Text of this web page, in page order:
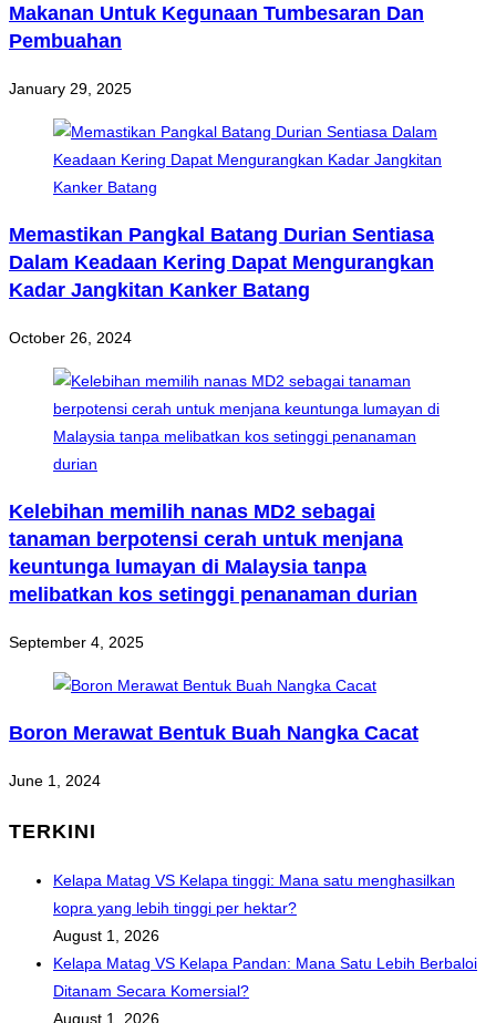
Makanan Untuk Kegunaan Tumbesaran Dan
Pembuahan
January 29, 2025
Memastikan Pangkal Batang Durian Sentiasa
Dalam Keadaan Kering Dapat Mengurangkan
Kadar Jangkitan Kanker Batang
October 26, 2024
Kelebihan memilih nanas MD2 sebagai
tanaman berpotensi cerah untuk menjana
keuntunga lumayan di Malaysia tanpa
melibatkan kos setinggi penanaman durian
September 4, 2025
Boron Merawat Bentuk Buah Nangka Cacat
June 1, 2024
TERKINI
Kelapa Matag VS Kelapa tinggi: Mana satu menghasilkan
kopra yang lebih tinggi per hektar?
August 1, 2026
Kelapa Matag VS Kelapa Pandan: Mana Satu Lebih Berbaloi
Ditanam Secara Komersial?
August 1, 2026